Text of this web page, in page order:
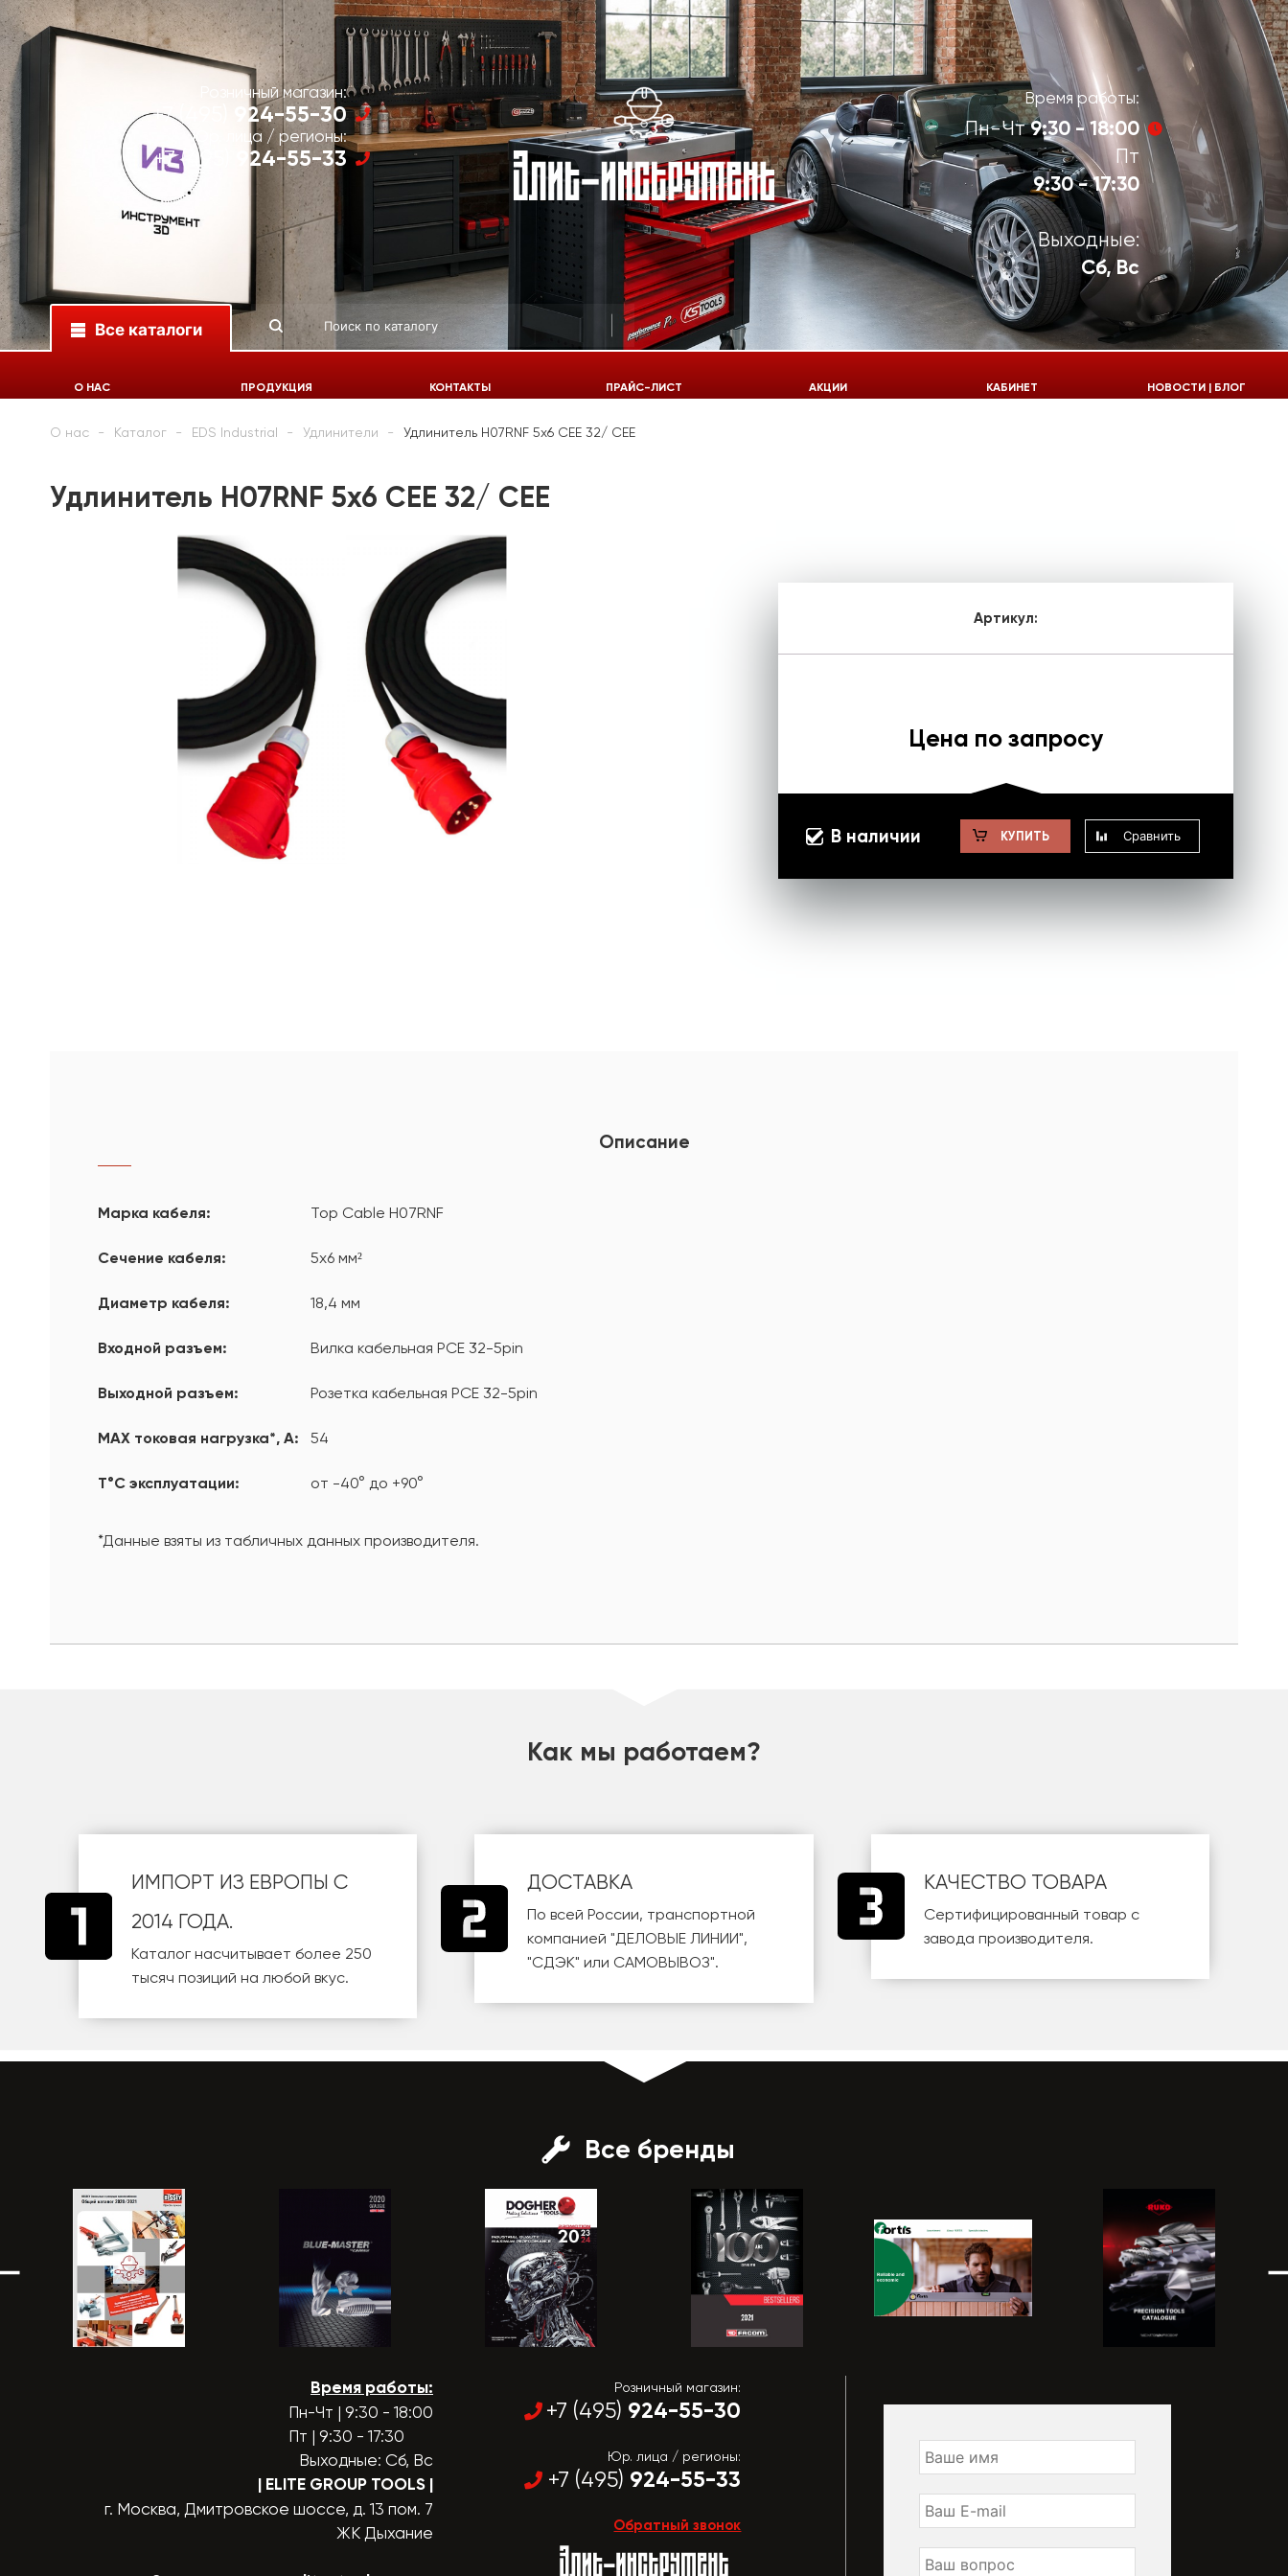
Розничный магазин:
+7 (495) 924-55-30
Юр. лица / регионы:
+7 (495) 924-55-33
Время работы:
Пн-Чт9:30 - 18:00
Пт
9:30 - 17:30
Выходные:
Сб, Вс
Все каталоги
924-55-33
О НАС ПРОДУКЦИЯ КОНТАКТЫ ПРАЙС-ЛИСТ АКЦИИ КАБИНЕТ НОВОСТИ | БЛОГ
О нас Каталог EDS Industrial Удлинители Удлинитель H07RNF 5х6 CEE 32/ CEE
Удлинитель H07RNF 5х6 CEE 32/ CEE
Артикул:
Цена по запросу
В наличии КУПИТЬ Сравнить
Описание
Марка кабеля: Top Cable H07RNF
Сечение кабеля: 5х6 мм²
Диаметр кабеля: 18,4 мм
Входной разъем: Вилка кабельная PCE 32-5pin
Выходной разъем: Розетка кабельная PCE 32-5pin
MAX токовая нагрузка*, А: 54
T°С эксплуатации: от -40° до +90°
*Данные взяты из табличных данных производителя.
Как мы работаем?
ИМПОРТ ИЗ ЕВРОПЫ С
2014 ГОДА.
Каталог насчитывает более 250
тысяч позиций на любой вкус.
ДОСТАВКА
По всей России, транспортной
компанией"ДЕЛОВЫЕ ЛИНИИ",
"СДЭК" или САМОВЫВОЗ".
КАЧЕСТВО ТОВАРА
Сертифицированный товар с
завода производителя.
Все бренды
Время работы:
Пн-Чт | 9:30 - 18:00
Пт | 9:30 - 17:30
Выходные: Сб, Вс
| ELITE GROUP TOOLS |
г. Москва, Дмитровское шоссе, д. 13 пом. 7
ЖК Дыхание
Розничный магазин:
+7 (495) 924-55-30
Юр. лица / регионы:
+7 (495) 924-55-33
Обратный звонок